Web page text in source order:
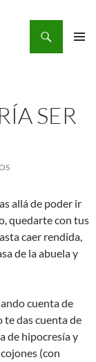
SER
allá de poder ir
quedarte con tus
caer rendida,
de la abuela y
cuenta de
te das cuenta de
de hipocresía y
(con